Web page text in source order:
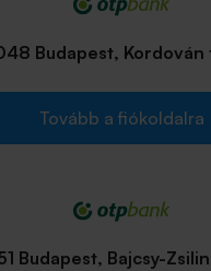
Budapest, Kordován
Tovább a fiókoldalra
Budapest, Bajcsy-